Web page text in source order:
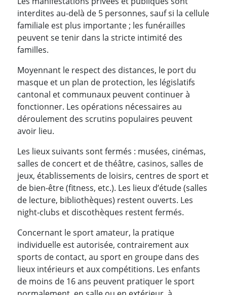
interdites au-delà de 5 personnes, sauf si la cellule
familiale est plus importante ; les funérailles
peuvent se tenir dans la stricte intimité des
familles.
Moyennant le respect des distances, le port du
masque et un plan de protection, les législatifs
cantonal et communaux peuvent continuer à
fonctionner. Les opérations nécessaires au
déroulement des scrutins populaires peuvent
avoir lieu.
Les lieux suivants sont fermés : musées, cinémas,
salles de concert et de théâtre, casinos, salles de
jeux, établissements de loisirs, centres de sport et
de bien-être (fitness, etc.). Les lieux d’étude (salles
de lecture, bibliothèques) restent ouverts. Les
night-clubs et discothèques restent fermés.
Concernant le sport amateur, la pratique
individuelle est autorisée, contrairement aux
sports de contact, au sport en groupe dans des
lieux intérieurs et aux compétitions. Les enfants
de moins de 16 ans peuvent pratiquer le sport